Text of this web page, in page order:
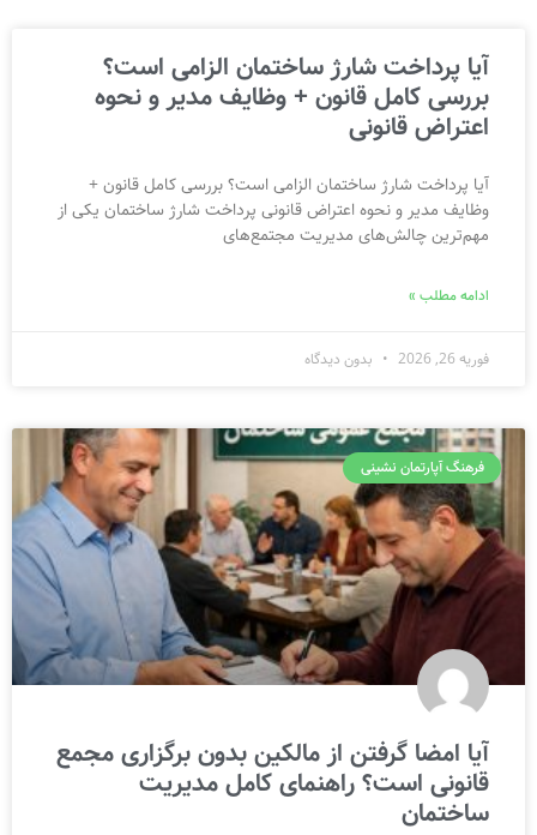
آیا پرداخت شارژ ساختمان الزامی است؟
بررسی کامل قانون + وظایف مدیر و نحوه
اعتراض قانونی
آیا پرداخت شارژ ساختمان الزامی است؟ بررسی کامل قانون +
وظایف مدیر و نحوه اعتراض قانونی پرداخت شارژ ساختمان یکی از
مهم‌ترین چالش‌های مدیریت مجتمع‌های
ادامه مطلب »
فوریه 26, 2026 بدون دیدگاه
فرهنگ آپارتمان نشینی
آیا امضا گرفتن از مالکین بدون برگزاری مجمع
قانونی است؟ راهنمای کامل مدیریت
ساختمان